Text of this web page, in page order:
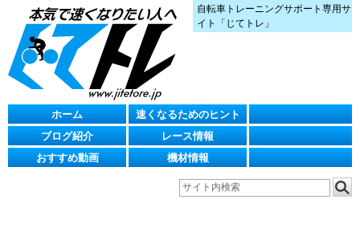
自転車トレーニングサポート専用サ
イト「じてトレ」
ホーム
速くなるためのヒント
ブログ紹介
レース情報
おすすめ動画
機材情報